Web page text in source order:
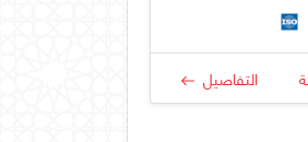
التفاصيل